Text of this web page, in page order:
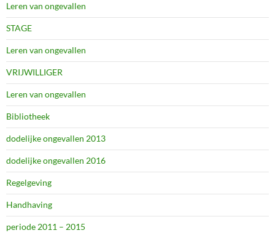
Leren van ongevallen
STAGE
Leren van ongevallen
VRIJWILLIGER
Leren van ongevallen
Bibliotheek
dodelijke ongevallen 2013
dodelijke ongevallen 2016
Regelgeving
Handhaving
periode 2011 – 2015